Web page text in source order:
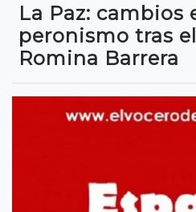
La Paz: cambios
peronismo tras
Romina Barrera